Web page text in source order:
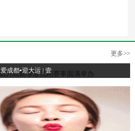
更多>>
爱成都▪迎大运 | 壹